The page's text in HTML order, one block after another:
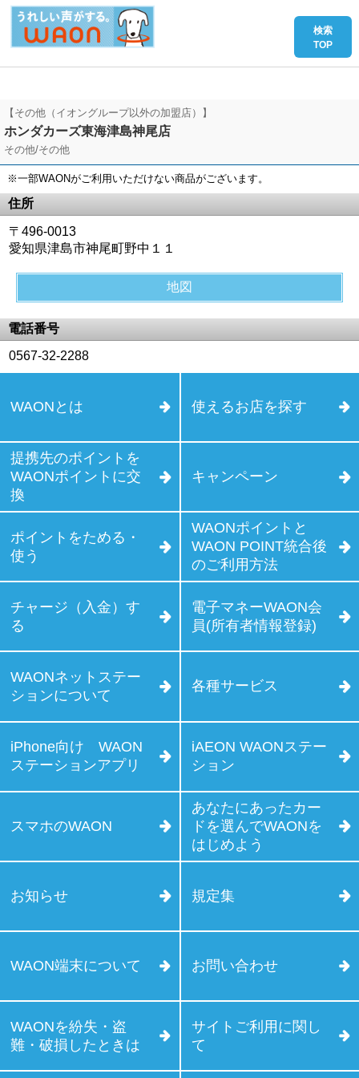
【その他（イオングループ以外の加盟店）】
ホンダカーズ東海津島神尾店
その他/その他
※一部WAONがご利用いただけない商品がございます。
住所
〒496-0013
愛知県津島市神尾町野中１１
地図
電話番号
0567-32-2288